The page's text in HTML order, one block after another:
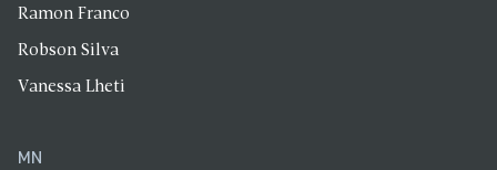
Ramon Franco
Robson Silva
Vanessa Lheti
MN